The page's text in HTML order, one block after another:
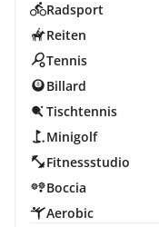
Radsport
Reiten
Tennis
Billard
Tischtennis
Minigolf
Fitnessstudio
Boccia
Aerobic